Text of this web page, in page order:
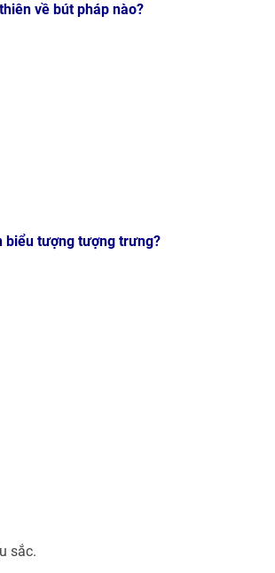
về bút pháp nào?
biểu tượng tượng trưng?
sắc.